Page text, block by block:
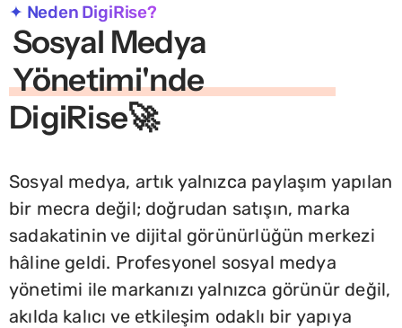
✦ Neden DigiRise?
Sosyal Medya
Yönetimi'nde
DigiRise🚀
Sosyal medya, artık yalnızca paylaşım yapılan
bir mecra değil; doğrudan satışın, marka
sadakatinin ve dijital görünürlüğün merkezi
hâline geldi. Profesyonel sosyal medya
yönetimi ile markanızı yalnızca görünür değil,
akılda kalıcı ve etkileşim odaklı bir yapıya